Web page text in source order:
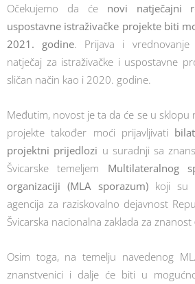
Očekujemo da će novi natječajni
uspostavne istraživačke projekte biti
2021. godine. Prijava i
natječaj za istraživačke i uspostavne
sličan način kao i 2020. godine.
Međutim, novost je ta da će se u sklopu
projekte također moći prijavljivati
projektni prijedlozi u suradnji sa
Švicarske temeljem Multilateralnog
organizaciji (MLA sporazum)koji su
agencija za raziskovalno dejavnost
Švicarska nacionalna zaklada za znanost
Osim toga, na temelju navedenog
znanstvenici i dalje će biti u